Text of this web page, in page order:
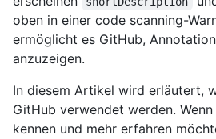
oben in einer code scanning-
ermöglicht es GitHub,
anzuzeigen.
In diesem Artikel wird erläutert,
GitHub verwendet werden. Wenn
kennen und mehr erfahren